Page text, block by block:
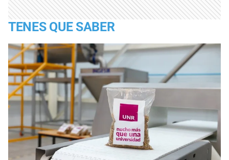
TENES QUE SABER